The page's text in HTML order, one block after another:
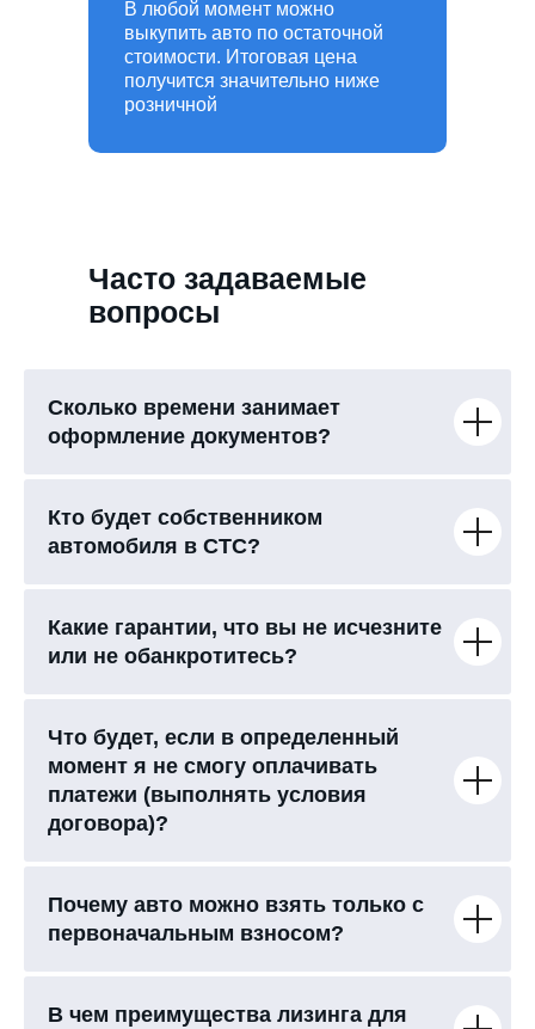
В любой момент можно
выкупить авто по остаточной
стоимости. Итоговая цена
получится значительно ниже
розничной
Часто задаваемые
вопросы
Сколько времени занимает
оформление документов?
Кто будет собственником
автомобиля в СТС?
Какие гарантии, что вы не исчезните
или не обанкротитесь?
Что будет, если в определенный
момент я не смогу оплачивать
платежи (выполнять условия
договора)?
Почему авто можно взять только с
первоначальным взносом?
В чем преимущества лизинга для